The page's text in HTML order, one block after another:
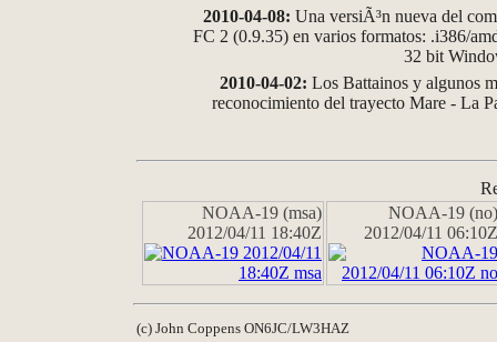
2010-04-08: Una versiÃ³n nueva del
FC 2 (0.9.35) en varios formatos: .i386/
32 bit
2010-04-02: Los Battainos y algunos
reconocimiento del trayecto Mare - La
NOAA-19 (msa)
2012/04/11 18:40Z
NOAA-19 (no)
2012/04/11 06:10Z
(c) John Coppens ON6JC/LW3HAZ